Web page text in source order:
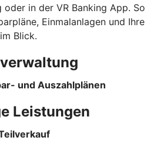
oder in der VR Banking App. So
Einmalanlagen und Ihre
Blick.
und Auszahlplänen
Leistungen